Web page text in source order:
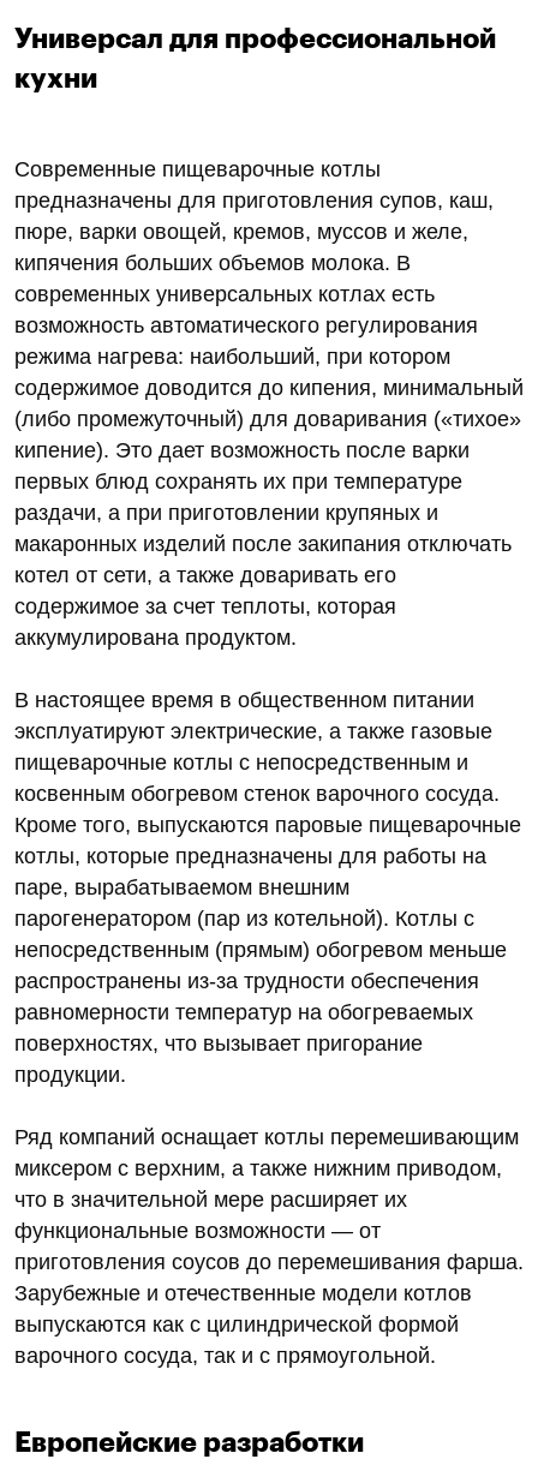
Универсал для профессиональной
кухни
Современные пищеварочные котлы
предназначены для приготовления супов, каш,
пюре, варки овощей, кремов, муссов и желе,
кипячения больших объемов молока. В
современных универсальных котлах есть
возможность автоматического регулирования
режима нагрева: наибольший, при котором
содержимое доводится до кипения, минимальный
(либо промежуточный) для доваривания («тихое»
кипение). Это дает возможность после варки
первых блюд сохранять их при температуре
раздачи, а при приготовлении крупяных и
макаронных изделий после закипания отключать
котел от сети, а также доваривать его
содержимое за счет теплоты, которая
аккумулирована продуктом.
В настоящее время в общественном питании
эксплуатируют электрические, а также газовые
пищеварочные котлы с непосредственным и
косвенным обогревом стенок варочного сосуда.
Кроме того, выпускаются паровые пищеварочные
котлы, которые предназначены для работы на
паре, вырабатываемом внешним
парогенератором (пар из котельной). Котлы с
непосредственным (прямым) обогревом меньше
распространены из-за трудности обеспечения
равномерности температур на обогреваемых
поверхностях, что вызывает пригорание
продукции.
Ряд компаний оснащает котлы перемешивающим
миксером с верхним, а также нижним приводом,
что в значительной мере расширяет их
функциональные возможности — от
приготовления соусов до перемешивания фарша.
Зарубежные и отечественные модели котлов
выпускаются как с цилиндрической формой
варочного сосуда, так и с прямоугольной.
Европейские разработки